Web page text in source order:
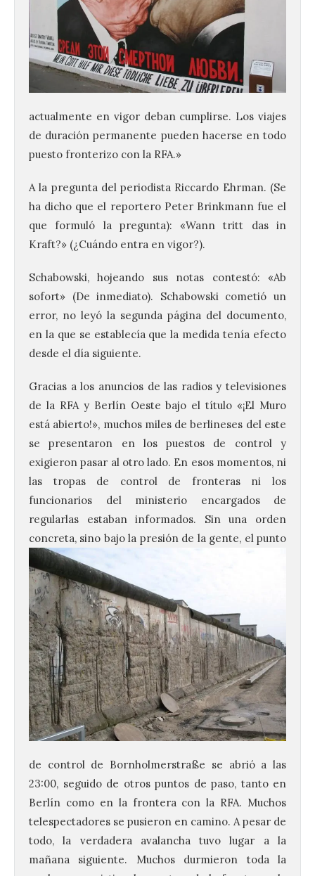
actualmente en vigor deban cumplirse. Los viajes
de duración permanente pueden hacerse en todo
puesto fronterizo con la RFA.»
A la pregunta del periodista Riccardo Ehrman. (Se
ha dicho que el reportero Peter Brinkmann fue el
que formuló la pregunta): «Wann tritt das in
Kraft?» (¿Cuándo entra en vigor?).
Schabowski, hojeando sus notas contestó: «Ab
sofort» (De inmediato). Schabowski cometió un
error, no leyó la segunda página del documento,
en la que se establecía que la medida tenía efecto
desde el día siguiente.
Gracias a los anuncios de las radios y televisiones
de la RFA y Berlín Oeste bajo el título «¡El Muro
está abierto!», muchos miles de berlineses del este
se presentaron en los puestos de control y
exigieron pasar al otro lado. En esos momentos, ni
las tropas de control de fronteras ni los
funcionarios del ministerio encargados de
regularlas estaban informados. Sin una orden
concreta, sino bajo la presión de la gente, el punto
de control de Bornholmerstraße se abrió a las
23:00, seguido de otros puntos de paso, tanto en
Berlín como en la frontera con la RFA. Muchos
telespectadores se pusieron en camino. A pesar de
todo, la verdadera avalancha tuvo lugar a la
mañana siguiente. Muchos durmieron toda la